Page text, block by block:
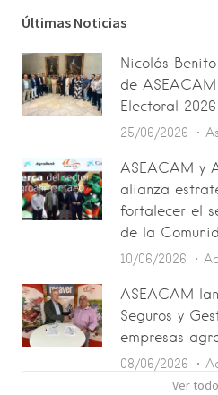
Últimas Noticias
Nicolás
de
Electoral 2026
25/06/2026
ASEACAM y
alianza
fortalecer el
de la
10/06/2026
ASEACAM
Seguros y
empresas
08/06/2026
Ver todo